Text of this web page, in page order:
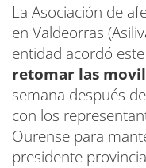
La Asociación de
en Valdeorras
entidad acordó
retomar las
semana después de
con los
Ourense para
presidente